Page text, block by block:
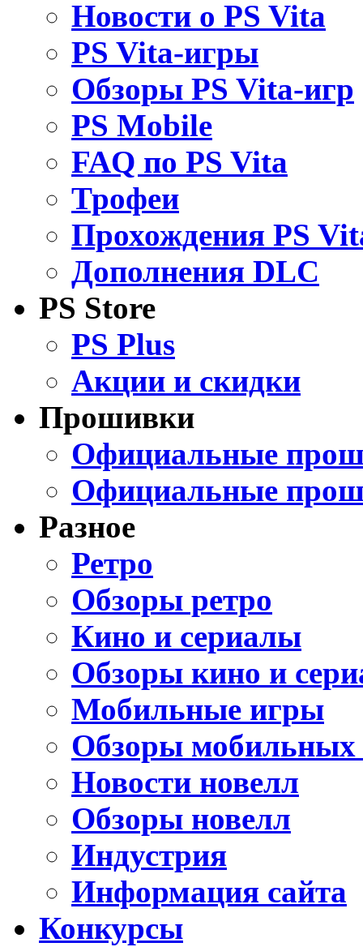
Новости о PS Vita
PS Vita-игры
Обзоры PS Vita-игр
PS Mobile
FAQ по PS Vita
Трофеи
Прохождения PS
Дополнения DLC
PS Store
PS Plus
Акции и скидки
Прошивки
Официальные
Официальные
Разное
Ретро
Обзоры ретро
Кино и сериалы
Обзоры кино и
Мобильные игры
Обзоры мобильных
Новости новелл
Обзоры новелл
Индустрия
Информация сайта
Конкурсы